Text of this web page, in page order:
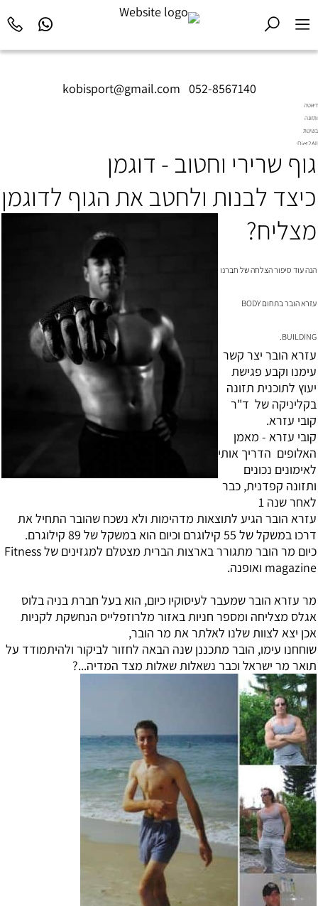
kobisport@gmail.com 052-8567140
דיאטה
ותזונה
בשיטת
Diet2All:
שמאחורי
המושלם.
גוף שרירי וחטוב - דוגמן
כיצד לבנות ולחטב את הגוף לדוגמן
מצליח?
הנה עוד סיפור הצלחה של חברנו
עזרא הובר בתחום BODY
BUILDING.
עזרא הובר יצר קשר
עימנו וקבע פגישת
יעוץ לתוכנית תזונה
בקליניקה של ד"ר
קובי עזרא.
קובי עזרא - מאמן
האלופים הדריך אותי
לאימונים נכונים
ותזונה קפדנית, כבר
לאחר שנה 1
עזרא הובר הגיע לתוצאות מדהימות ולא נשכח שהובר התחיל את
דרכו במשקל של 55 קילוגרם וכיום הוא במשקל של 89 קילוגרם.
כיום מר הובר מתגורר בארצות הברית מצטלם למגזינים של Fitness
magazine ואופנה.
מר עזרא הובר שמעבר לעיסוקיו כיום, הוא בעל חברת בניה בלוס
אגלס מצליחה ומספר חניות באזור מלרוזפלייס הנחשקת לקניות
אכן יצא לצוות שלנו לאלתר את מר הובר,
שוחחנו עימו, הובר מתכננן שנה הבאה לחזור לביקור ולהיתמודד על
תואר מר ישראל וכבר נשאלות שאלות מצד המדיה...?